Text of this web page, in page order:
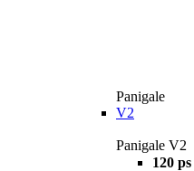
Panigale
V2
Panigale V2
120 ps